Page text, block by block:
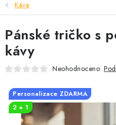
PRO MUŽE
PRO DĚTI
DOPLŇKY
PRO PÁRY
VLASTNÍ MOTIV
Káva
Pánské tričko s
kávy
Neohodnoceno
Personalizace ZDARMA
2 + 1